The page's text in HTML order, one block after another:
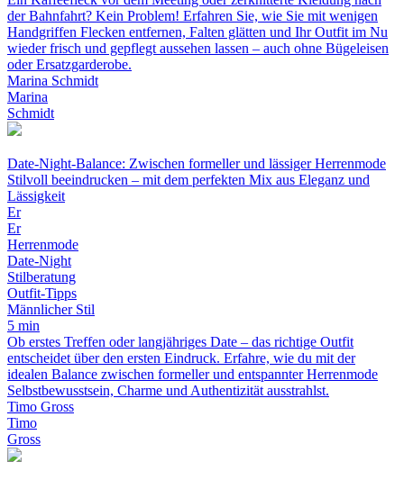
der Bahnfahrt? Kein Problem! Erfahren Sie, wie Sie mit wenigen
Handgriffen Flecken entfernen, Falten glätten und Ihr Outfit im Nu
wieder frisch und gepflegt aussehen lassen – auch ohne Bügeleisen
oder Ersatzgarderobe.
Marina Schmidt
Marina
Schmidt
Date-Night-Balance: Zwischen formeller und lässiger Herrenmode
Stilvoll beeindrucken – mit dem perfekten Mix aus Eleganz und
Lässigkeit
Er
Er
Herrenmode
Date-Night
Stilberatung
Outfit-Tipps
Männlicher Stil
5 min
Ob erstes Treffen oder langjähriges Date – das richtige Outfit
entscheidet über den ersten Eindruck. Erfahre, wie du mit der
idealen Balance zwischen formeller und entspannter Herrenmode
Selbstbewusstsein, Charme und Authentizität ausstrahlst.
Timo Gross
Timo
Gross